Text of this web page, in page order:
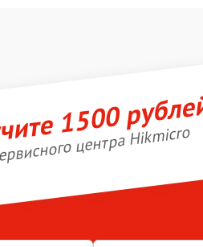
1500
центра Hikmicro